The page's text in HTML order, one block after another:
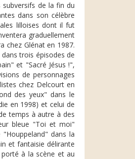
de la fin du
dans son célèbre
lilloises dont il fut
graduellement
chez Glénat en 1987.
trois épisodes de
et "Sacré Jésus !",
de personnages
chez Delcourt en
des yeux" dans le
en 1998) et celui de
temps à autre à des
bleue "Toi et moi"
dans la
et fantaisie délirante
à la scène et au